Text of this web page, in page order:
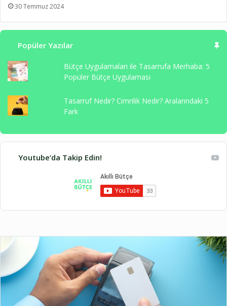
30 Temmuz 2024
Popüler Yazılar
Bütçe Uygulamaları ile Tasarrufa Merhaba: 5
Popüler Bütçe Uygulaması
Tasarruf Nedir? Cimrilik Nedir? Aralarındaki 5
Fark
Youtube’da Takip Edin!